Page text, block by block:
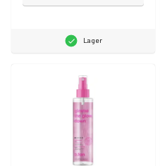
Lager